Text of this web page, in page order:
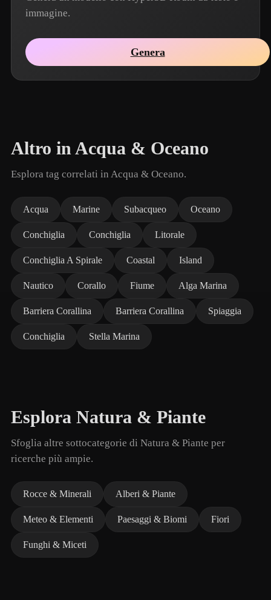
immagine.
Genera
Altro in Acqua & Oceano
Esplora tag correlati in Acqua & Oceano.
Acqua Marine Subacqueo Oceano
Conchiglia Conchiglia Litorale
Conchiglia A Spirale Coastal Island
Nautico Corallo Fiume Alga Marina
Barriera Corallina Barriera Corallina Spiaggia
Conchiglia Stella Marina
Esplora Natura & Piante
Sfoglia altre sottocategorie di Natura & Piante per
ricerche più ampie.
Rocce & Minerali Alberi & Piante
Meteo & Elementi Paesaggi & Biomi Fiori
Funghi & Miceti